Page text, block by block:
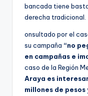
bancada tiene
derecha tradicional.
onsultado por el
su campaña “no
en campañas e
caso de la Región
Araya es
millones de